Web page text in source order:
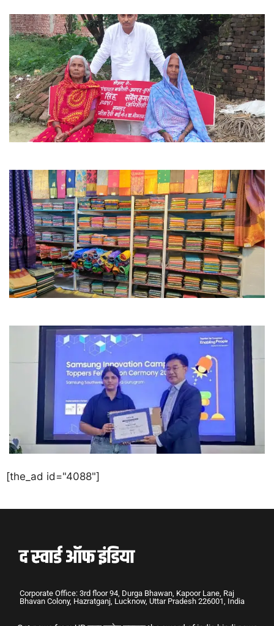
[the_ad id="4088"]
Corporate Office: 3rd floor 94, Durga Bhawan, Kapoor Lane, Raj
Bhavan Colony, Hazratganj, Lucknow, Uttar Pradesh 226001, India